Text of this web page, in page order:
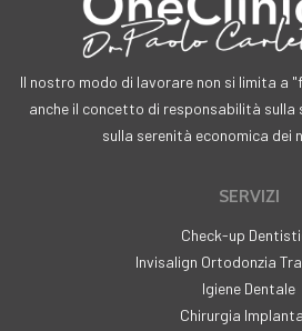
Il nostro modo di lavorare non si limita a
anche il concetto di responsabilità
sulla serenità economica dei
SERVIZI
Check-up
Invisalign Ortodonzia
Igiene Dentale
Chirurgia